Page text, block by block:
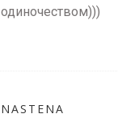
одиночеством)))
NASTENA